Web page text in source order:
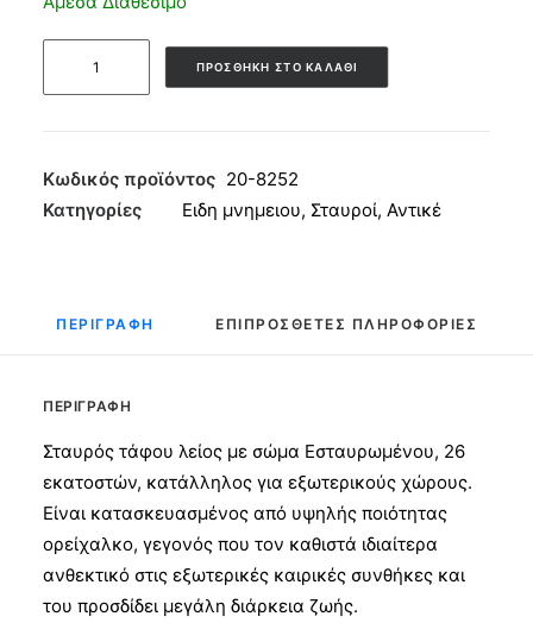
Αντικέ
26εκ
ΠΡΟΣΘΉΚΗ ΣΤΟ ΚΑΛΆΘΙ
Κωδικός προϊόντος 20-8252
Κατηγορίες
Ειδη μνημειου, Σταυροί, Αντικέ
ΠΕΡΙΓΡΑΦΉ ΕΠΙΠΡΌΣΘΕΤΕΣ ΠΛΗΡΟΦΟΡΊΕΣ
ΠΕΡΙΓΡΑΦΉ
Σταυρός τάφου λείος με σώμα Εσταυρωμένου, 26
εκατοστών, κατάλληλος για εξωτερικούς χώρους.
Είναι κατασκευασμένος από υψηλής ποιότητας
ορείχαλκο, γεγονός που τον καθιστά ιδιαίτερα
ανθεκτικό στις εξωτερικές καιρικές συνθήκες και
του προσδίδει μεγάλη διάρκεια ζωής.